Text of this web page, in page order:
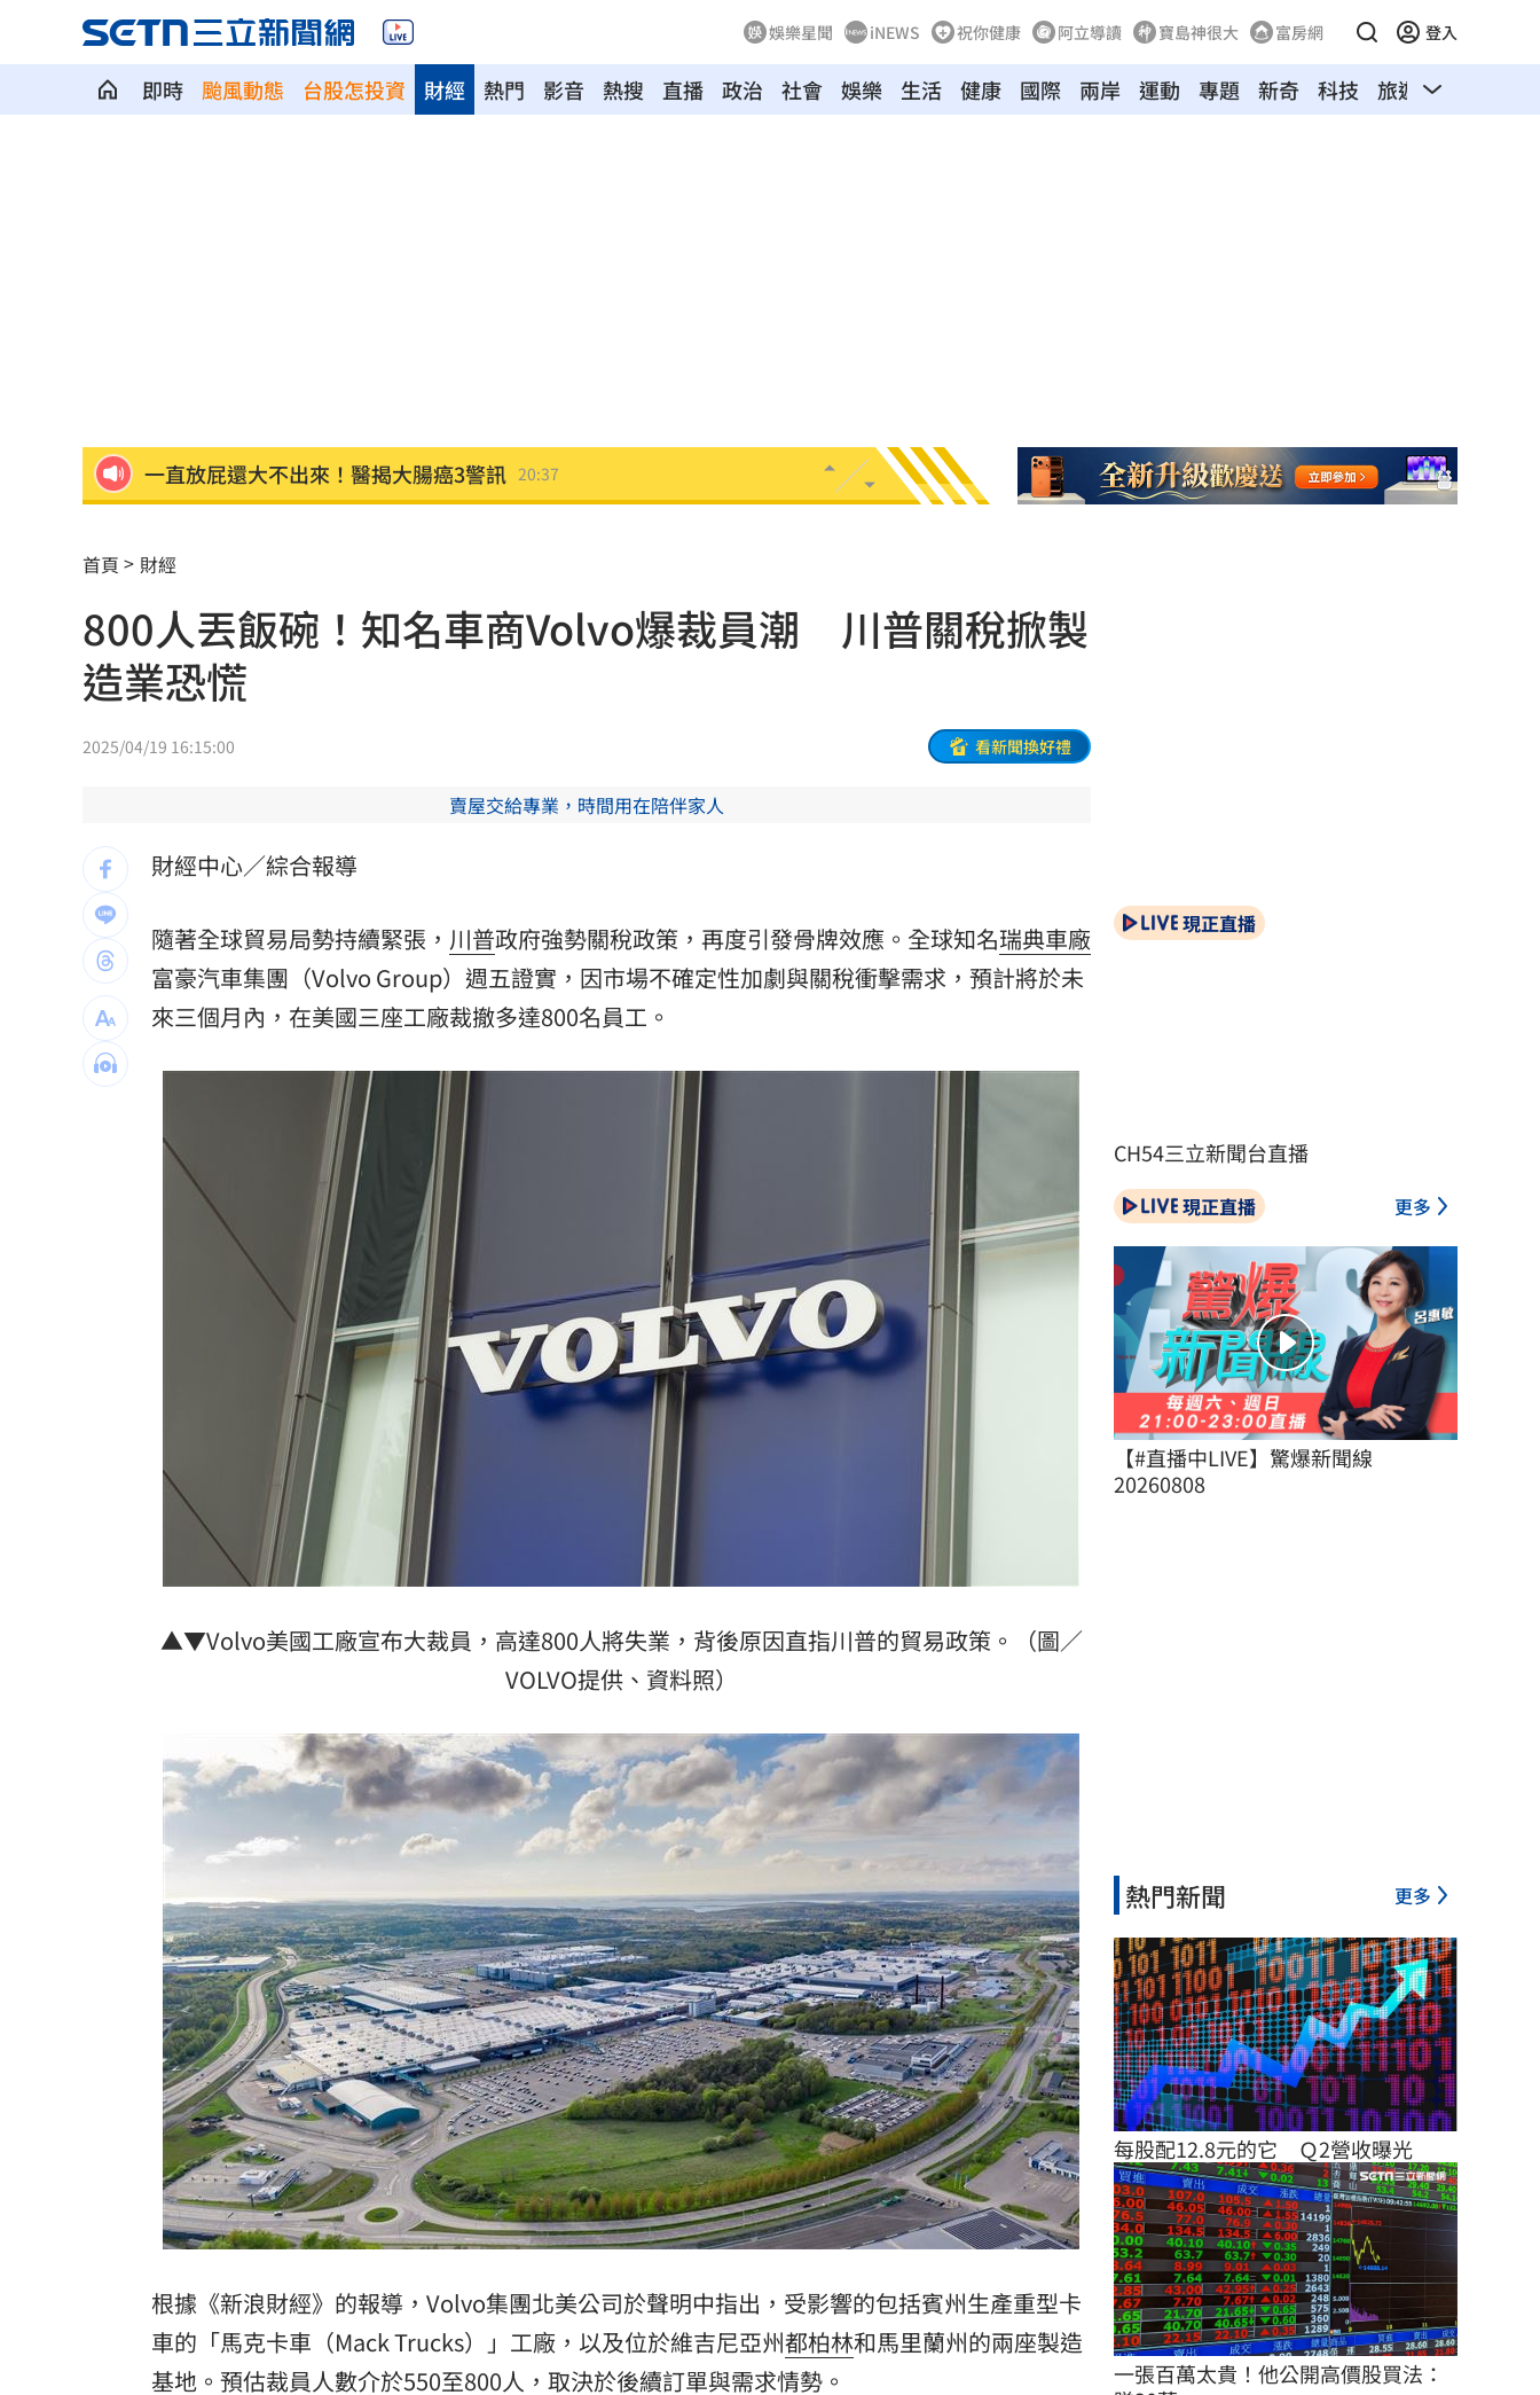
娛樂星聞 iNEWS 祝你健康 阿立導讀 寶島神很大 富房網 登入
即時 颱風動態 台股怎投資 熱門 影音 熱搜 直播 政治 社會 娛樂 生活 健康 國際 兩岸 運動
財經 專題 新奇 科技 旅遊 汽車
一直放屁還大不出來！醫揭大腸癌3警訊 20:37
泰國少年槍案 揭家庭、校園槍枝管理困境
獨／早療課彈7歲童額頭 家長控不當治療 20:11
AKIRA開唱藏彩蛋！兒子首度驚喜獻「聲」
台灣囡仔來了 馬蒔權開唱嗨喊：我是誰？
驚傳駭客猛攻華爾街 多家受害者已吐贖金
兄弟打線突破後勁 黃韋盛3打點率隊2連勝 19:32
崔立于高雄開唱 台下讓他氣噗噗：隨便啦
99歲婆婆「月花35萬」！66歲媳無法退休
外野僅是短暫快樂 餅總曝張皓崴終極目標
想靠正二翻本？ 達人教戰槓反ETF心法
台灣彩券開獎直播中 20:31
LIVE三立+24小時直播 15:27
三立iNEWS新聞台線上直播 18:00
商場戰國來臨 台中「頂奢大道」逐漸成形 12:00
台彩父親節推新刮刮樂千萬頭獎超「爸」氣
「拍片人的多重宇宙」職涯論壇9/12登場！
8國球員齊聚高雄 Formosa 7s掀足球熱潮
理想混蛋號召粉絲跨海追星吃美食！ 18:15
首頁 財經
800人丟飯碗！知名車商Volvo爆裁員潮 川普關稅掀製
造業恐慌
2025/04/19 16:15:00 看新聞換好禮
賣屋交給專業，時間用在陪伴家人
財經中心／綜合報導
隨著全球貿易局勢持續緊張， 川普政府強勢關稅政策，再度引發骨牌效應。全球知名瑞典車廠
富豪汽車集團（Volvo Group）週五證實，因市場不確定性加劇與關稅衝擊需求，預計將於未
來三個月內，在美國三座工廠裁撤多達800名員工。
▲▼Volvo美國工廠宣布大裁員，高達800人將失業，背後原因直指川普的貿易政策。（圖／
VOLVO提供、資料照）
根據《新浪財經》的報導，Volvo集團北美公司於聲明中指出，受影響的包括賓州生產重型卡
車的「馬克卡車（Mack Trucks）」工廠，以及位於維吉尼亞州都柏林和馬里蘭州的兩座製造
基地。預估裁員人數介於550至800人，取決於後續訂單與需求情勢。
現正直播
CH54三立新聞台直播
現正直播 更多
【#直播中LIVE】驚爆新聞線
20260808
熱門新聞 更多
每股配12.8元的它　Ｑ2營收曝光
一張百萬太貴！他公開高價股買法：